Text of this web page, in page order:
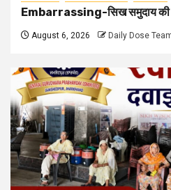
Embarrassing-सिख समुदाय की
August 6, 2026 Daily Dose